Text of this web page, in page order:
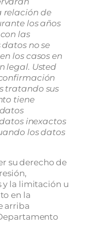
relación de
los años
las
no se
los casos en
legal. Usted
tratando sus
tiene
inexactos
los datos
su derecho de
y la limitación u
en la
arriba